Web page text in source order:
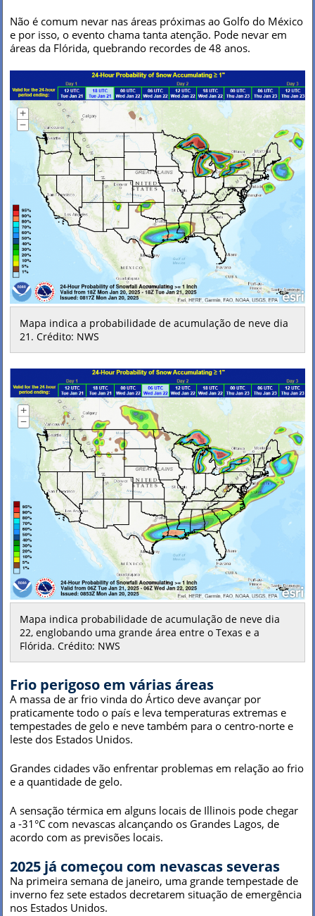
Não é comum nevar nas áreas próximas ao Golfo do México
e por isso, o evento chama tanta atenção. Pode nevar em
áreas da Flórida, quebrando recordes de 48 anos.
Mapa indica a probabilidade de acumulação de neve dia
21. Crédito: NWS
Mapa indica probabilidade de acumulação de neve dia
22, englobando uma grande área entre o Texas e a
Flórida. Crédito: NWS
Frio perigoso em várias áreas
A massa de ar frio vinda do Ártico deve avançar por
praticamente todo o país e leva temperaturas extremas e
tempestades de gelo e neve também para o centro-norte e
leste dos Estados Unidos.
Grandes cidades vão enfrentar problemas em relação ao frio
e a quantidade de gelo.
A sensação térmica em alguns locais de Illinois pode chegar
a -31°C com nevascas alcançando os Grandes Lagos, de
acordo com as previsões locais.
2025 já começou com nevascas severas
Na primeira semana de janeiro, uma grande tempestade de
inverno fez sete estados decretarem situação de emergência
nos Estados Unidos.